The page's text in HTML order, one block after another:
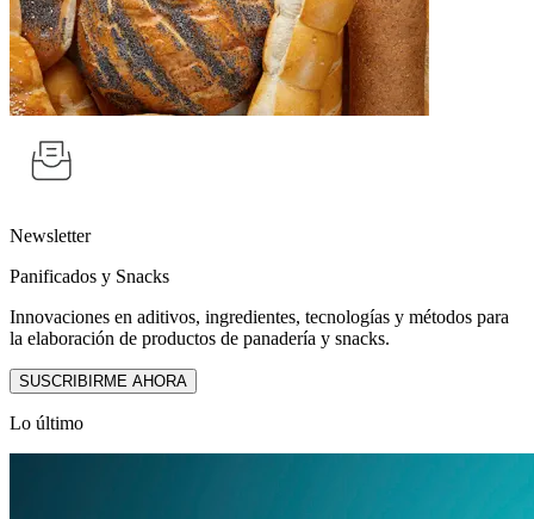
Newsletter
Panificados y Snacks
Innovaciones en aditivos, ingredientes, tecnologías y métodos para
la elaboración de productos de panadería y snacks.
SUSCRIBIRME AHORA
Lo último